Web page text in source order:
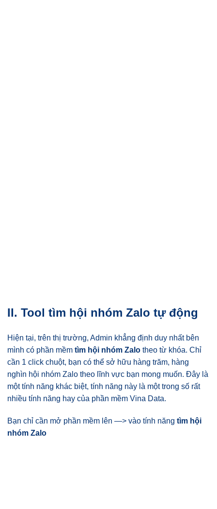
II. Tool tìm hội nhóm Zalo tự động
Hiện tại, trên thị trường, Admin khẳng định duy nhất bên
mình có phần mềm tìm hội nhóm Zalo theo từ khóa. Chỉ
cần 1 click chuột, bạn có thể sở hữu hàng trăm, hàng
nghìn hội nhóm Zalo theo lĩnh vực bạn mong muốn. Đây là
một tính năng khác biệt, tính năng này là một trong số rất
nhiều tính năng hay của phần mềm Vina Data.
Bạn chỉ cần mở phần mềm lên —> vào tính năng tìm hội
nhóm Zalo